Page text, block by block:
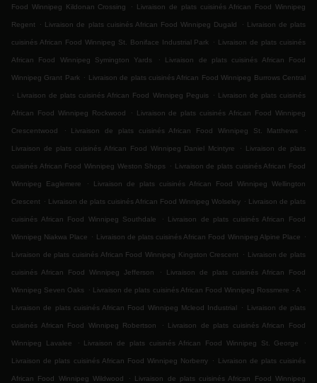
Food Winnipeg Kildonan Crossing . Livraison de plats cuisinés African Food Winnipeg
Regent . Livraison de plats cuisinés African Food Winnipeg Dugald . Livraison de plats
cuisinés African Food Winnipeg St. Boniface Industrial Park . Livraison de plats cuisinés
African Food Winnipeg Symington Yards . Livraison de plats cuisinés African Food
Winnipeg Grant Park . Livraison de plats cuisinés African Food Winnipeg Burrows Central
. Livraison de plats cuisinés African Food Winnipeg Peguis . Livraison de plats cuisinés
African Food Winnipeg Rockwood . Livraison de plats cuisinés African Food Winnipeg
Crescentwood . Livraison de plats cuisinés African Food Winnipeg St. Matthews .
Livraison de plats cuisinés African Food Winnipeg Daniel Mcintyre . Livraison de plats
cuisinés African Food Winnipeg Weston Shops . Livraison de plats cuisinés African Food
Winnipeg Eaglemere . Livraison de plats cuisinés African Food Winnipeg Wellington
Crescent . Livraison de plats cuisinés African Food Winnipeg Wolseley . Livraison de plats
cuisinés African Food Winnipeg Southdale . Livraison de plats cuisinés African Food
Winnipeg Niakwa Place . Livraison de plats cuisinés African Food Winnipeg Alpine Place .
Livraison de plats cuisinés African Food Winnipeg Kingston Crescent . Livraison de plats
cuisinés African Food Winnipeg Jefferson . Livraison de plats cuisinés African Food
Winnipeg Seven Oaks . Livraison de plats cuisinés African Food Winnipeg Rossmere - A .
Livraison de plats cuisinés African Food Winnipeg Mcleod Industrial . Livraison de plats
cuisinés African Food Winnipeg Robertson . Livraison de plats cuisinés African Food
Winnipeg Lavalee . Livraison de plats cuisinés African Food Winnipeg St. George .
Livraison de plats cuisinés African Food Winnipeg Norberry . Livraison de plats cuisinés
African Food Winnipeg Wildwood . Livraison de plats cuisinés African Food Winnipeg